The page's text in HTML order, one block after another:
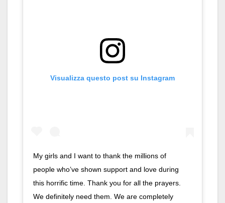
Visualizza questo post su Instagram
My girls and I want to thank the millions of
people who’ve shown support and love during
this horrific time. Thank you for all the prayers.
We definitely need them. We are completely